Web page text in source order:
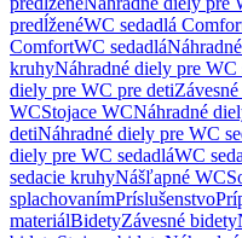
predĺženéWC sedadlá
ComfortWC sedadlá
kruhyNáhradné diely pre WC
diely pre WC pre deti
WCStojace WCNáhradné
detiNáhradné diely pre WC
diely pre WC sedadláWC
sedacie kruhyNášľapné WC
splachovanímPríslušenstvo
materiálBidetyZávesné bidety